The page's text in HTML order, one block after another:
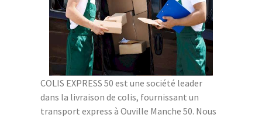
COLIS EXPRESS 50 est une société leader
dans la livraison de colis, fournissant un
transport express à Ouville Manche 50. Nous